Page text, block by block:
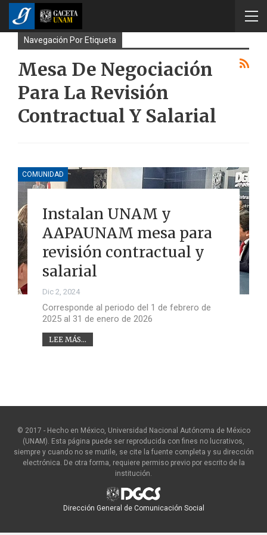
Navegación Por Etiqueta
Mesa De Negociación
Para La Revisión
Contractual Y Salarial
COMUNIDAD
Instalan UNAM y
AAPAUNAM mesa para
revisión contractual y
salarial
Dic 2, 2024
Corresponde al periodo del 1 de febrero de
2025 al 31 de enero de 2026
LEE MÁS...
© 2017 - Hecho en México, Universidad Nacional Autónoma de México
(UNAM). Esta página puede ser reproducida con fines no lucrativos,
siempre y cuando no se mutile, se cite la fuente completa y su dirección
electrónica. De otra forma, requiere permiso previo por escrito de la
institución.
Dirección General de Comunicación Social